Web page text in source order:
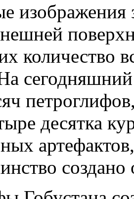
изображения
количество
десятка
создано